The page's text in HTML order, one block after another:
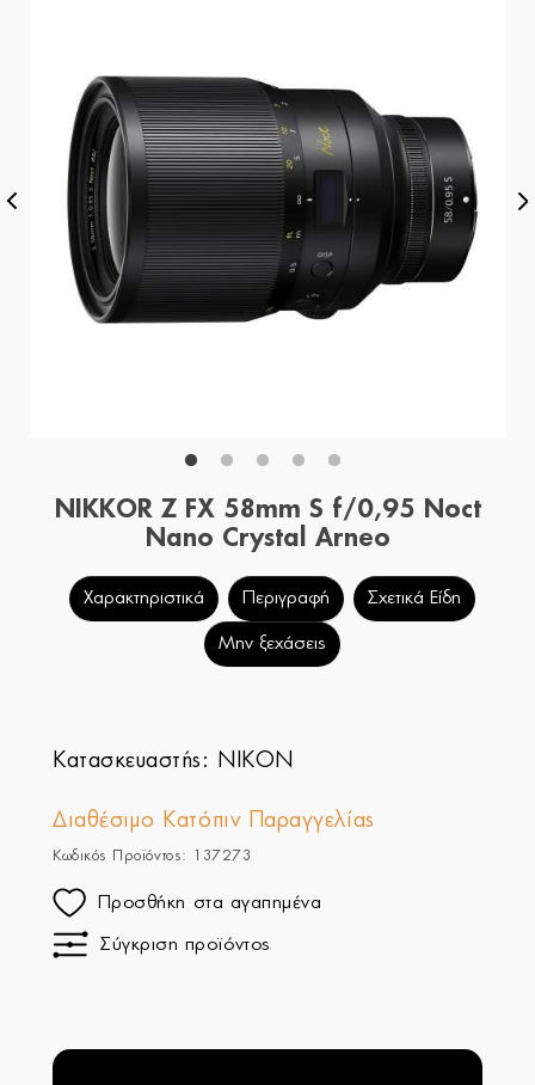
NIKKOR Z FX 58mm S f/0,95 Noct
Nano Crystal Arneo
Χαρακτηριστικά Περιγραφή Σχετικά Είδη
Μην ξεχάσεις
Κατασκευαστής: NIKON
Διαθέσιμο Κατόπιν Παραγγελίας
Κωδικός Προϊόντος: 137273
Προσθήκη στα αγαπημένα
Σύγκριση προϊόντος